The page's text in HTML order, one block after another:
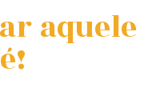
aquele